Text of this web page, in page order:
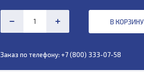
В КОРЗИНУ
Заказ по телефону: +7 (800) 333-07-58